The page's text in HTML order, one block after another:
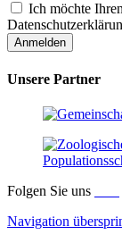
Ich möchte
Anmelden
Unsere Partner
Folgen Sie uns
Navigation